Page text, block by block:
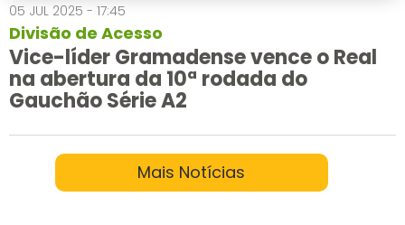
05 JUL 2025 - 17:45
Divisão de Acesso
Vice-líder Gramadense vence o Real
na abertura da 10ª rodada do
Gauchão Série A2
Mais Notícias